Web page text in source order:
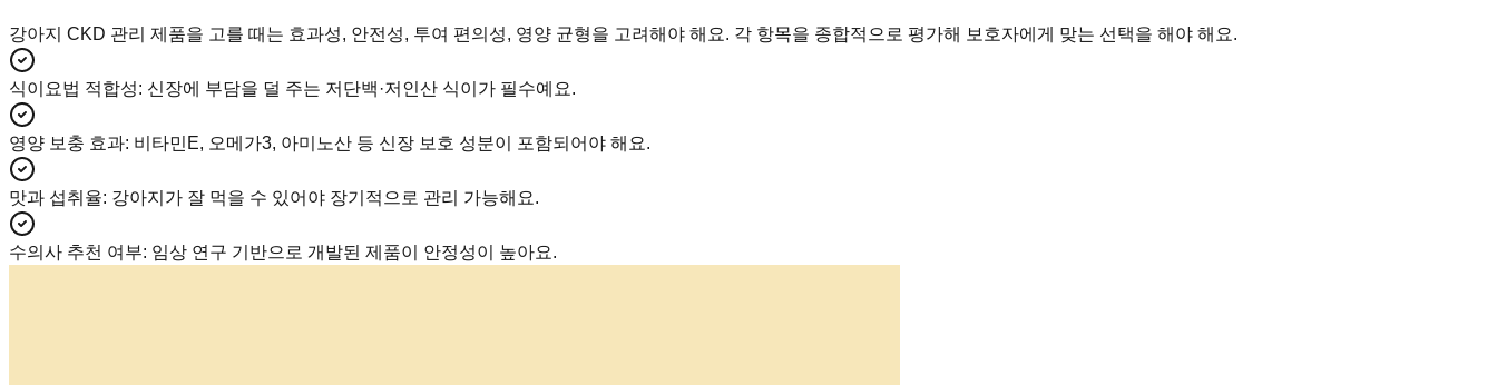
강아지 CKD 관리 제품을 고를 때는 효과성, 안전성, 투여 편의성, 영양 균형을 고려해야 해요. 각 항목을 종합적으로 평가해 보호자에게 맞는 선택을 해야 해요.
식이요법 적합성: 신장에 부담을 덜 주는 저단백·저인산 식이가 필수예요.
영양 보충 효과: 비타민E, 오메가3, 아미노산 등 신장 보호 성분이 포함되어야 해요.
맛과 섭취율: 강아지가 잘 먹을 수 있어야 장기적으로 관리 가능해요.
수의사 추천 여부: 임상 연구 기반으로 개발된 제품이 안정성이 높아요.